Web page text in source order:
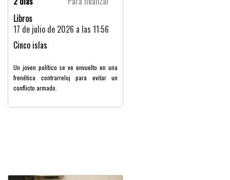
Libros
17 de julio de 2026 a las 11:56
Cinco islas
Un joven político se ve envuelto en una
frenética contrarreloj para evitar un
conflicto armado.